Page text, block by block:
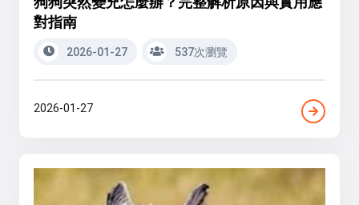
對指南
2026-01-27 537次瀏覽
2026-01-27